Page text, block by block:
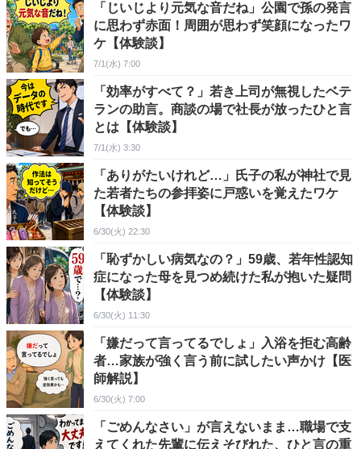
「じいじより元気な音だね」公園で孫の発言
に思わず赤面！周囲が思わず笑顔になったワ
ケ【体験談】
7/1(水) 7:00
「効率がすべて？」若き上司が無視したベテ
ランの助言。商談の場で社長が放ったひと言
とは【体験談】
7/1(水) 3:30
「ありがたいけれど…」氏子の私が神社で見
た若者たちの参拝姿に戸惑いを覚えたワケ
【体験談】
6/30(火) 22:30
「恥ずかしい病気なの？」59歳、若年性認知
症になった母を見つめ続けた私が抱いた疑問
【体験談】
6/30(火) 11:30
「嫌だって言ってるでしょ」入浴を拒む高齢
者…家族が強く言う前に試したい声かけ【医
師解説】
6/30(火) 7:00
「ごめんなさい」が言えないまま…職場で支
えてくれた先輩に伝えそびれた、ひと言の重